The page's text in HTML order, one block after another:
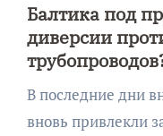
Балтика под
диверсии
В последние дни внимание общественности
вновь привлекли